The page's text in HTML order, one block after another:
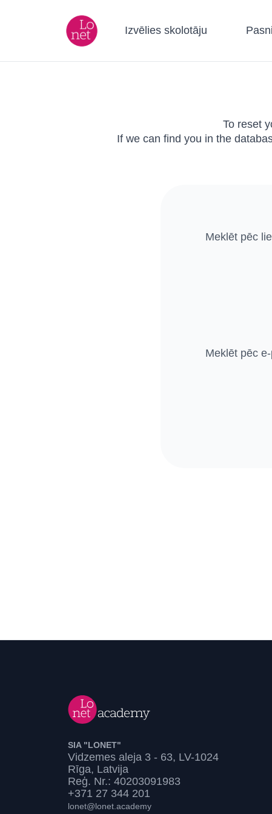
Izvēlies skolotāju
To reset
If we can find you in the
Meklēt pēc
Meklēt pēc
SIA "LONET"
Vidzemes aleja 3 - 63, LV-1024
Rīga, Latvija
Reģ. Nr.: 40203091983
+371 27 344 201
lonet@lonet.academy